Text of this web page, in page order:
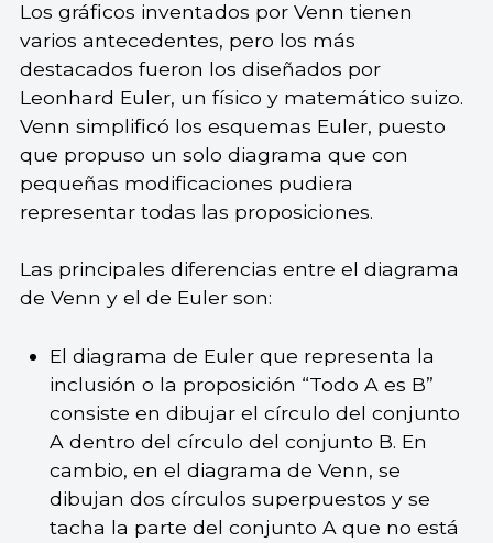
Los gráficos inventados por Venn tienen
varios antecedentes, pero los más
destacados fueron los diseñados por
Leonhard Euler, un físico y matemático suizo.
Venn simplificó los esquemas Euler, puesto
que propuso un solo diagrama que con
pequeñas modificaciones pudiera
representar todas las proposiciones.
Las principales diferencias entre el diagrama
de Venn y el de Euler son:
El diagrama de Euler que representa la
inclusión o la proposición “Todo A es B”
consiste en dibujar el círculo del conjunto
A dentro del círculo del conjunto B. En
cambio, en el diagrama de Venn, se
dibujan dos círculos superpuestos y se
tacha la parte del conjunto A que no está